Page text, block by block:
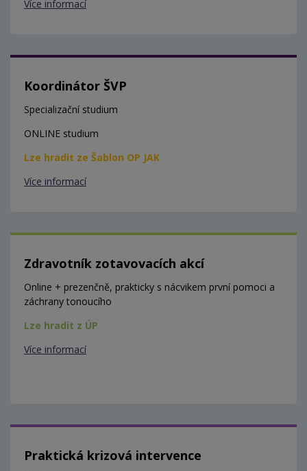
Více informací
Koordinátor ŠVP
Specializační studium
ONLINE studium
Lze hradit ze Šablon OP JAK
Více informací
Zdravotník zotavovacích akcí
Online + prezenčně, prakticky s nácvikem první pomoci a
záchrany tonoucího
Lze hradit z ÚP
Více informací
Praktická krizová intervence